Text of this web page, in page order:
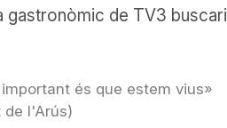
de TV3
és que estem vius»
de l'Arús)